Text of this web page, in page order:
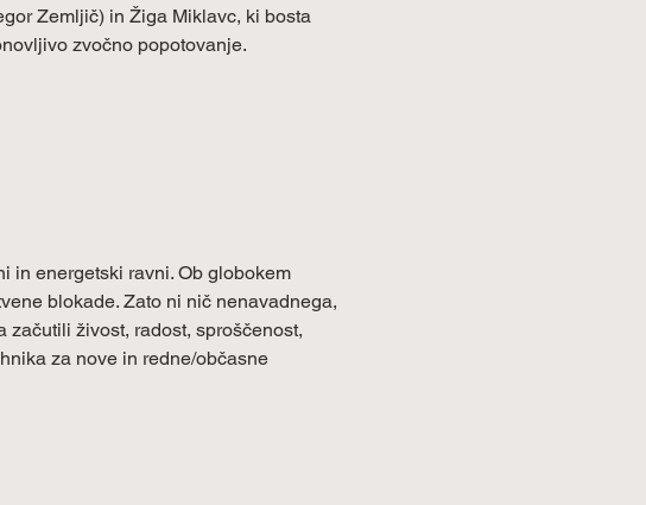
Zemljič) in Žiga Miklavc, ki bosta
zvočno popotovanje.
in energetski ravni. Ob globokem
blokade. Zato ni nič nenavadnega,
živost, radost, sproščenost,
za nove in redne/občasne